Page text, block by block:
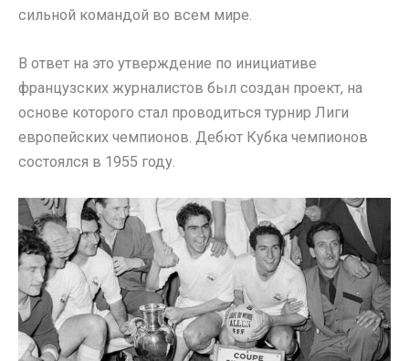
сильной командой во всем мире.
В ответ на это утверждение по инициативе
французских журналистов был создан проект, на
основе которого стал проводиться турнир Лиги
европейских чемпионов. Дебют Кубка чемпионов
состоялся в 1955 году.